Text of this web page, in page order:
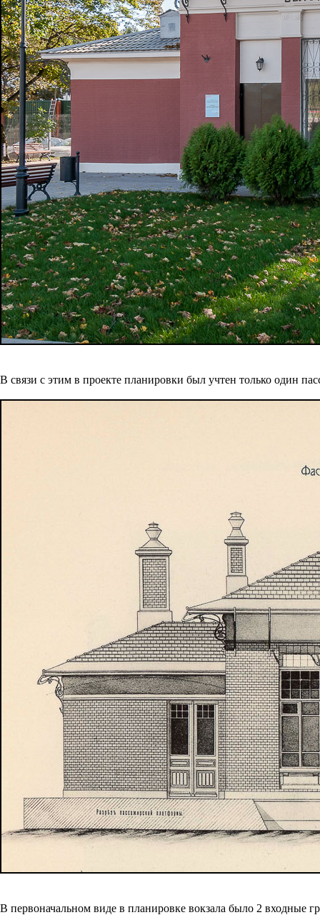
В связи с этим в проекте планировки был учтен только один
В первоначальном виде в планировке вокзала было 2 входные